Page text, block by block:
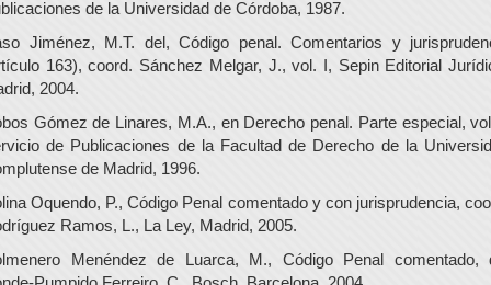
de la Universidad de Córdoba, 1987.
Jiménez, M.T. del, Código penal. Comentarios y
163), coord. Sánchez Melgar, J., vol. I, Sepin Editorial
2004.
Gómez de Linares, M.A., en Derecho penal. Parte especial,
de Publicaciones de la Facultad de Derecho de la
de Madrid, 1996.
Oquendo, P., Código Penal comentado y con jurisprudencia,
Ramos, L., La Ley, Madrid, 2005.
Menéndez de Luarca, M., Código Penal comentado,